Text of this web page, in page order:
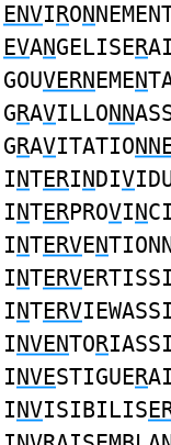
ENVIRON
EVANGELISER
GOUVERNEMEN
GRAVILLONN
GRAVITATIO
INTERINDIV
INTERPROVIN
INTERVEN
INTERV
INTERV
INVENTOR
INVESTIGUER
INVISIBILIS